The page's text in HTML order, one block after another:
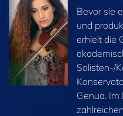
Bevor sie
und
erhielt die
Solisten-/
Genua. Im